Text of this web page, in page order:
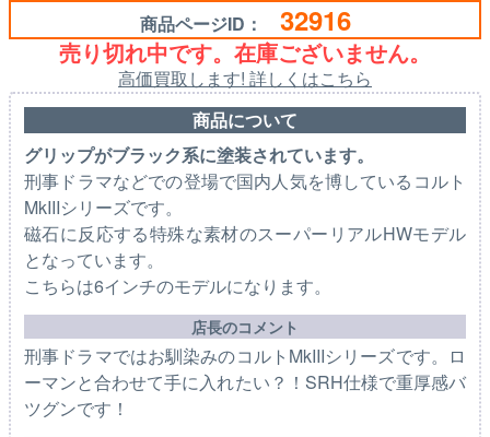
商品ページID： 32916
売り切れ中です。在庫ございません。
高価買取します! 詳しくはこちら
商品について
グリップがブラック系に塗装されています。
刑事ドラマなどでの登場で国内人気を博しているコルト
MkIIIシリーズです。
磁石に反応する特殊な素材のスーパーリアルHWモデル
となっています。
こちらは6インチのモデルになります。
店長のコメント
刑事ドラマではお馴染みのコルトMkIIIシリーズです。ロ
ーマンと合わせて手に入れたい？！SRH仕様で重厚感バ
ツグンです！